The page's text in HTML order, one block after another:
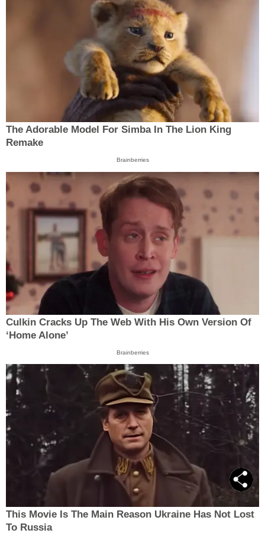
The Adorable Model For Simba In The Lion King
Remake
Brainberries
Culkin Cracks Up The Web With His Own Version Of
‘Home Alone’
Brainberries
This Movie Is The Main Reason Ukraine Has Not Lost
To Russia